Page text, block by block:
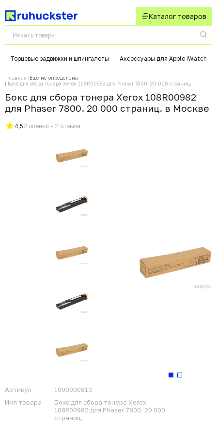
Каталог товаров
Торцевые задвижки и шпингалеты Аксессуары для Apple iWatch
Главная
Еще не определена
Бокс для сбора тонера Xerox 108R00982 для Phaser 7800. 20 000 страниц.
Бокс для сбора тонера Xerox 108R00982
для Phaser 7800. 20 000 страниц. в Москвe
4,52 оценки - 2 отзыва
Артикул
1000000813
Имя товара
Бокс для сбора тонера Xerox
108R00982 для Phaser 7800. 20 000
страниц.